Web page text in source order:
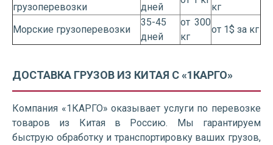
грузоперевозки
дней
кг
Морские грузоперевозки
35-45
дней
от 300
кг
от 1$ за кг
ДОСТАВКА ГРУЗОВ ИЗ КИТАЯ С «1КАРГО»
Компания «1КАРГО» оказывает услуги по перевозке
товаров из Китая в Россию. Мы гарантируем
быструю обработку и транспортировку ваших грузов,